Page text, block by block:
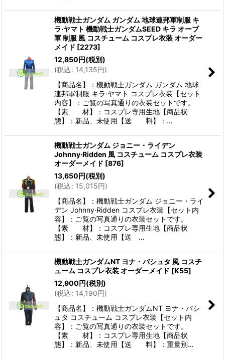
機動戦士ガンダム ガンダム 地球連邦軍制服 キ
ラ·ヤマト 機動戦士ガンダムSEED キラ オーブ
軍 制服 風 コスチューム コスプレ衣装 オーダー
メイド [2273]
12,850円(税別)
(税込: 14,135円)
【商品名】：機動戦士ガンダム ガンダム 地球
連邦軍制服 キラ·ヤマト コスプレ衣装【セット
内容】：ご覧の写真通りの衣装セットです。
【素 材】：コスプレ専用生地【商品状
態】：新品、未使用【送 料】：…
機動戦士ガンダム ジョニー・ライデン
Johnny·Ridden 風 コスチューム コスプレ衣装
オーダーメイド [876]
13,650円(税別)
(税込: 15,015円)
【商品名】：機動戦士ガンダム ジョニー・ライ
デン Johnny·Ridden コスプレ衣装【セット内
容】：ご覧の写真通りの衣装セットです。
【素 材】：コスプレ専用生地【商品状
態】：新品、未使用【送 …
機動戦士ガンダムNT ヨナ・バシュタ 風 コスチ
ューム コスプレ衣装 オーダーメイド [K55]
12,900円(税別)
(税込: 14,190円)
【商品名】：機動戦士ガンダムNT ヨナ・バシ
ュタ コスチューム コスプレ衣装【セット内
容】：ご覧の写真通りの衣装セットです。
【素 材】：コスプレ専用生地【商品状
態】：新品、未使用【送 料】：重量別…